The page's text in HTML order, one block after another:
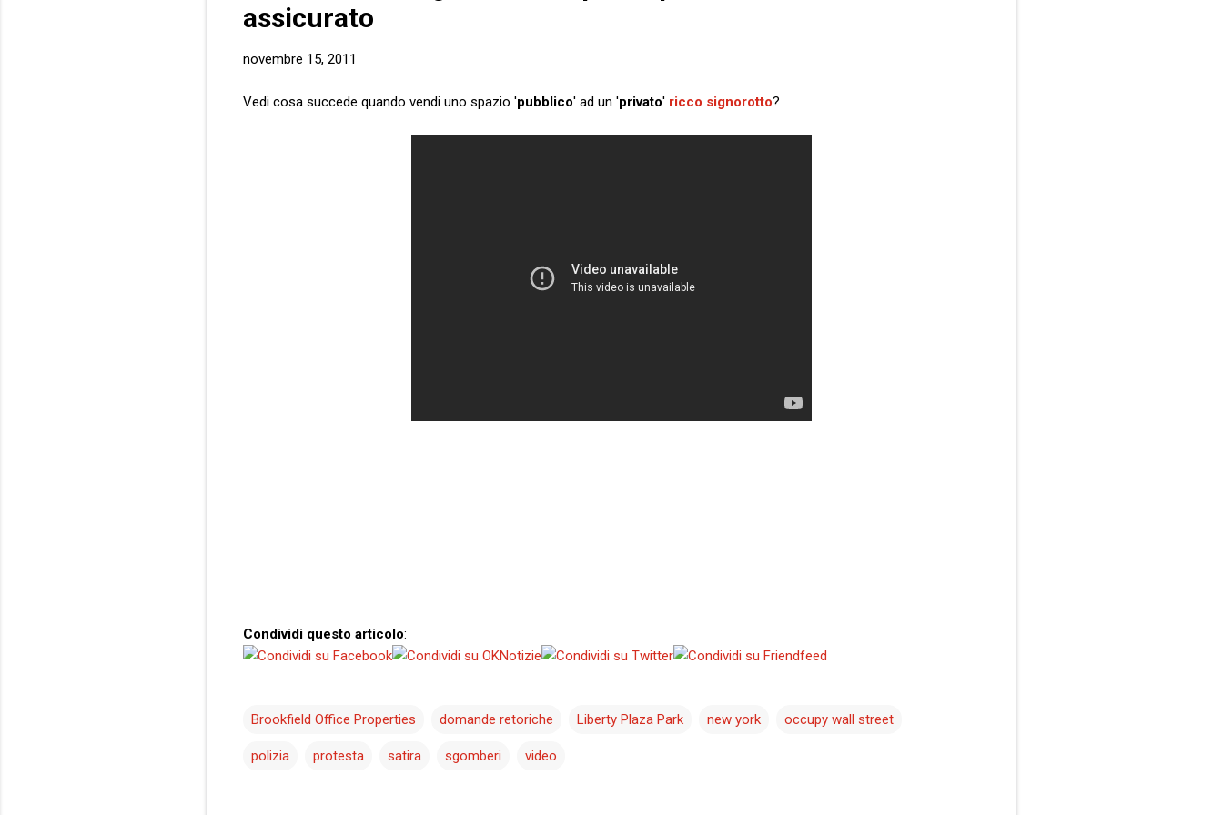
assicurato
novembre 15, 2011
Vedi cosa succede quando vendi uno spazio 'pubblico' ad un 'privato' ricco signorotto?
Condividi questo articolo:
Brookfield Office Properties domande retoriche Liberty Plaza Park new york occupy wall street
polizia protesta satira sgomberi video